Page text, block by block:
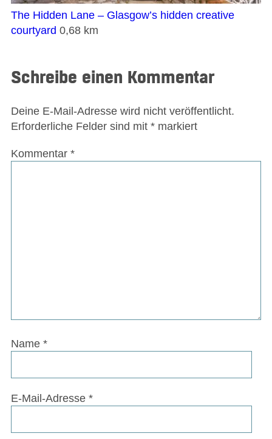
The Hidden Lane – Glasgow’s hidden creative
courtyard 0,68 km
Schreibe einen Kommentar
Deine E-Mail-Adresse wird nicht veröffentlicht.
Erforderliche Felder sind mit * markiert
Kommentar *
Name *
E-Mail-Adresse *